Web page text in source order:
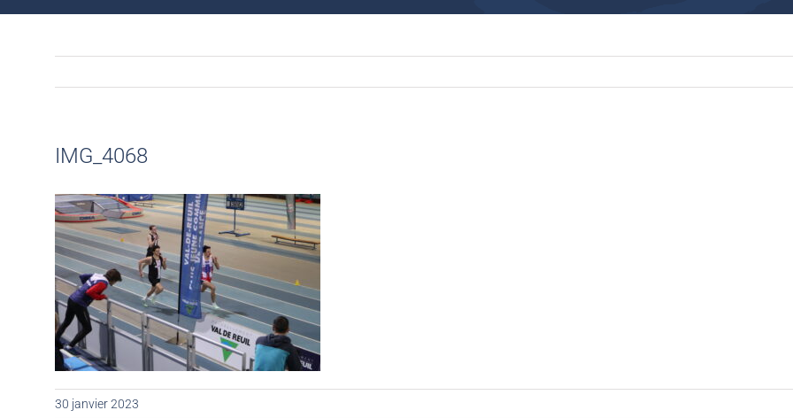
IMG_4068
30 janvier 2023